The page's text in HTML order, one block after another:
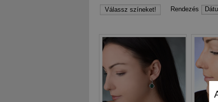
Válassz színeket! Rendezés